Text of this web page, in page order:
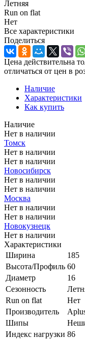
Летняя
Run on flat
Нет
Все характеристики
Поделиться
Цена действительна
отличаться от цен в
Наличие
Характеристики
Как купить
Наличие
Нет в наличии
Томск
Нет в наличии
Нет в наличии
Новосибирск
Нет в наличии
Нет в наличии
Москва
Нет в наличии
Нет в наличии
Новокузнецк
Нет в наличии
Характеристики
Ширина
185
Высота/Профиль 60
Диаметр
16
Сезонность
Run on flat
Нет
Производитель
Шипы
Индекс нагрузки 86